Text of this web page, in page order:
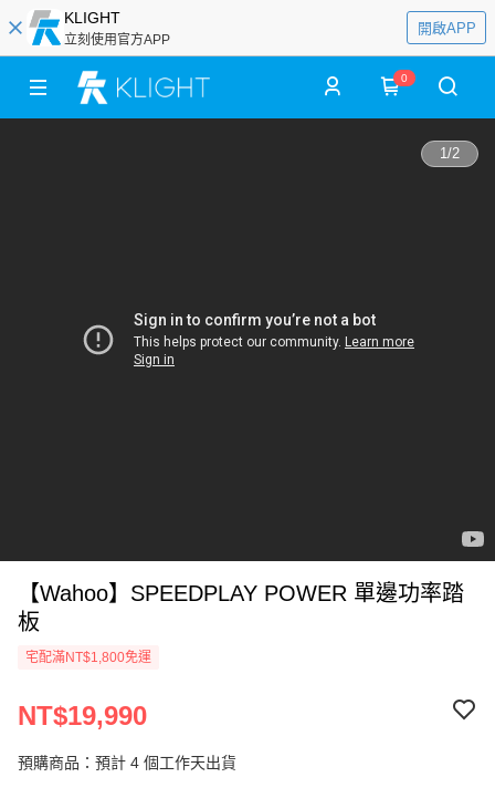
KLIGHT
立刻使用官方APP
開啟APP
0
1/2
【Wahoo】SPEEDPLAY POWER 單邊功率踏
板
宅配滿NT$1,800免運
NT$19,990
預購商品：預計 4 個工作天出貨